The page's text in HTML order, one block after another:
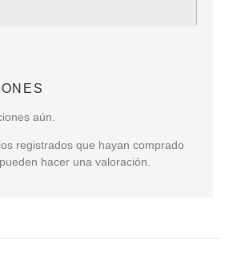
aún.
registrados que hayan comprado
hacer una valoración.